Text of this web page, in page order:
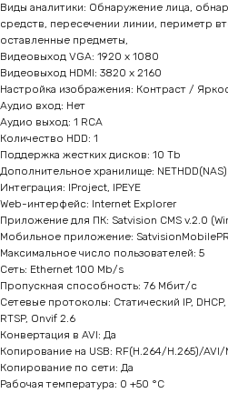
Виды аналитики: Обнаружение лица,
средств, пересечении линии, периметр
оставленные предметы,
Видеовыход VGA: 1920 х 1080
Видеовыход HDMI: 3820 х 2160
Настройка изображения: Контраст /
Аудио вход: Нет
Аудио выход: 1 RCA
Количество HDD: 1
Поддержка жестких дисков: 10 Tb
Дополнительное хранилище: NETHDD(NAS)
Интеграция: IProject, IPEYE
Web-интерфейс: Internet Explorer
Приложение для ПК: Satvision CMS v.2.0
Мобильное приложение:
Максимальное число пользователей: 5
Сеть: Ethernet 100 Mb/s
Пропускная способность: 76 Мбит/с
Сетевые протоколы: Статический IP, DHCP,
RTSP, Onvif 2.6
Конвертация в AVI: Да
Копирование на USB: RF(H.264/H.265)/AVI/
Копирование по сети: Да
Рабочая температура: 0 +50 °C